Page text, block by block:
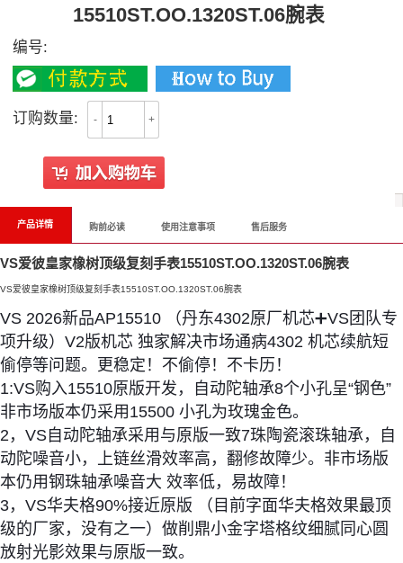
15510ST.OO.1320ST.06腕表
编号:
订购数量: - +
产品详情 购前必读 使用注意事项 售后服务
VS爱彼皇家橡树顶级复刻手表15510ST.OO.1320ST.06腕表
VS爱彼皇家橡树顶级复刻手表15510ST.OO.1320ST.06腕表
VS 2026新品AP15510 （丹东4302原厂机芯➕VS团队专
项升级）V2版机芯 独家解决市场通病4302 机芯续航短
偷停等问题。更稳定！不偷停！不卡历！
1:VS购入15510原版开发，自动陀轴承8个小孔呈“钢色”
非市场版本仍采用15500 小孔为玫瑰金色。
2，VS自动陀轴承采用与原版一致7珠陶瓷滚珠轴承，自
动陀噪音小，上链丝滑效率高，翻修故障少。非市场版
本仍用钢珠轴承噪音大 效率低，易故障！
3，VS华夫格90%接近原版 （目前字面华夫格效果最顶
级的厂家，没有之一）做削鼎小金字塔格纹细腻同心圆
放射光影效果与原版一致。